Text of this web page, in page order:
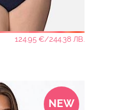
124.95 €/244.38 ЛВ.
NEW